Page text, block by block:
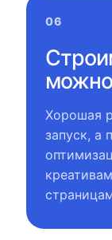
06
Хорошая
запуск, а